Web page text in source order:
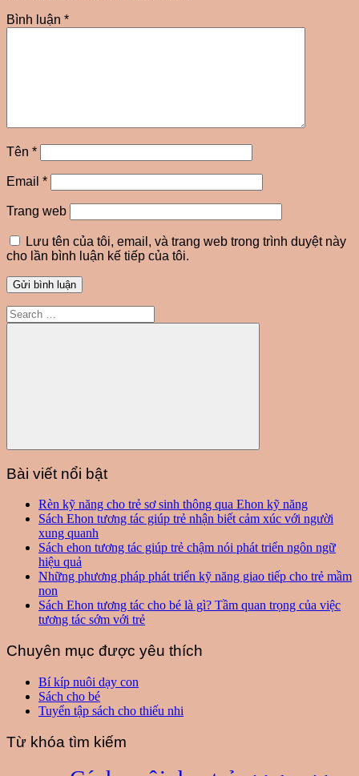
Bình luận *
Tên *
Email *
Trang web
Lưu tên của tôi, email, và trang web trong trình duyệt này
cho lần bình luận kế tiếp của tôi.
Search
for:
Search
Bài viết nổi bật
Rèn kỹ năng cho trẻ sơ sinh thông qua Ehon kỹ năng
Sách Ehon tương tác giúp trẻ nhận biết cảm xúc với người
xung quanh
Sách ehon tương tác giúp trẻ chậm nói phát triển ngôn ngữ
hiệu quả
Những phương pháp phát triển kỹ năng giao tiếp cho trẻ mầm
non
Sách Ehon tương tác cho bé là gì? Tầm quan trọng của việc
tương tác sớm với trẻ
Chuyên mục được yêu thích
Bí kíp nuôi dạy con
Sách cho bé
Tuyển tập sách cho thiếu nhi
Từ khóa tìm kiếm